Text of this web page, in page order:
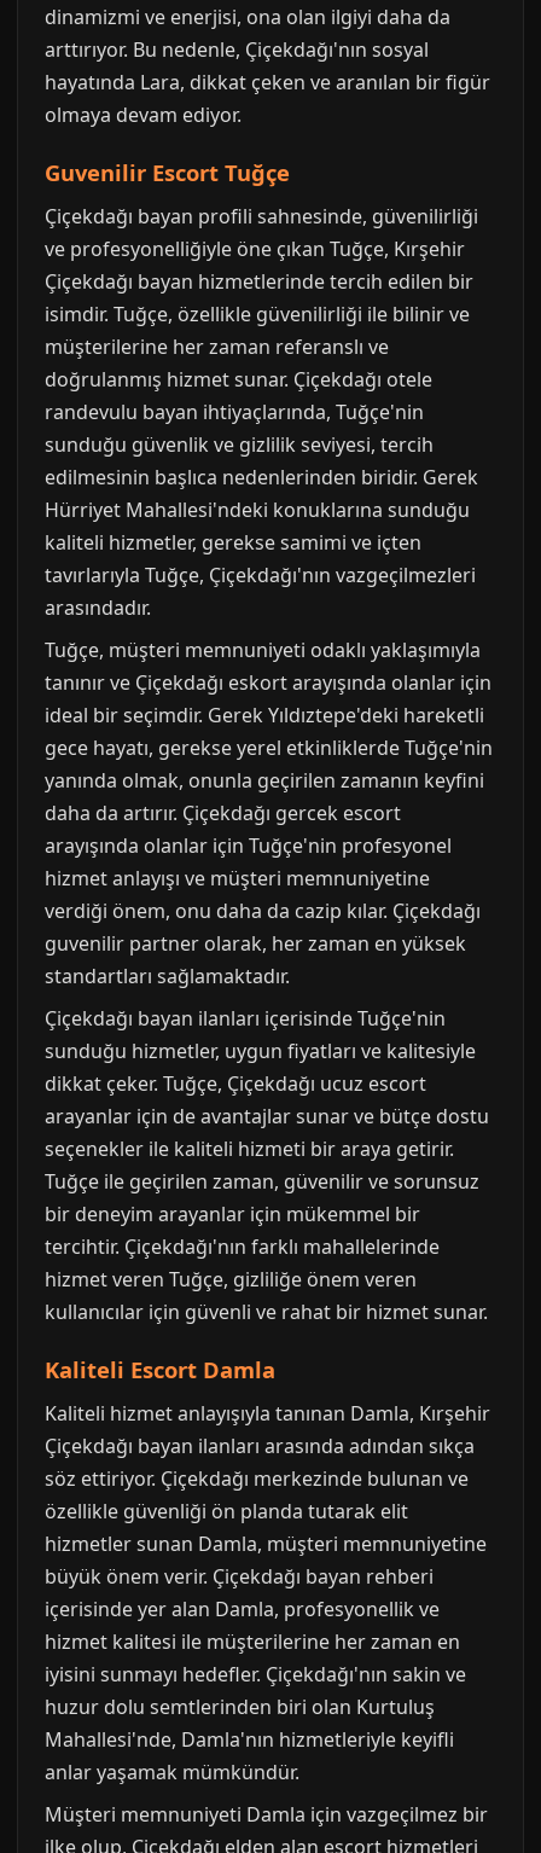
dinamizmi ve enerjisi, ona olan ilgiyi daha da
arttırıyor. Bu nedenle, Çiçekdağı'nın sosyal
hayatında Lara, dikkat çeken ve aranılan bir figür
olmaya devam ediyor.
Guvenilir Escort Tuğçe
Çiçekdağı bayan profili sahnesinde, güvenilirliği
ve profesyonelliğiyle öne çıkan Tuğçe, Kırşehir
Çiçekdağı bayan hizmetlerinde tercih edilen bir
isimdir. Tuğçe, özellikle güvenilirliği ile bilinir ve
müşterilerine her zaman referanslı ve
doğrulanmış hizmet sunar. Çiçekdağı otele
randevulu bayan ihtiyaçlarında, Tuğçe'nin
sunduğu güvenlik ve gizlilik seviyesi, tercih
edilmesinin başlıca nedenlerinden biridir. Gerek
Hürriyet Mahallesi'ndeki konuklarına sunduğu
kaliteli hizmetler, gerekse samimi ve içten
tavırlarıyla Tuğçe, Çiçekdağı'nın vazgeçilmezleri
arasındadır.
Tuğçe, müşteri memnuniyeti odaklı yaklaşımıyla
tanınır ve Çiçekdağı eskort arayışında olanlar için
ideal bir seçimdir. Gerek Yıldıztepe'deki hareketli
gece hayatı, gerekse yerel etkinliklerde Tuğçe'nin
yanında olmak, onunla geçirilen zamanın keyfini
daha da artırır. Çiçekdağı gercek escort
arayışında olanlar için Tuğçe'nin profesyonel
hizmet anlayışı ve müşteri memnuniyetine
verdiği önem, onu daha da cazip kılar. Çiçekdağı
guvenilir partner olarak, her zaman en yüksek
standartları sağlamaktadır.
Çiçekdağı bayan ilanları içerisinde Tuğçe'nin
sunduğu hizmetler, uygun fiyatları ve kalitesiyle
dikkat çeker. Tuğçe, Çiçekdağı ucuz escort
arayanlar için de avantajlar sunar ve bütçe dostu
seçenekler ile kaliteli hizmeti bir araya getirir.
Tuğçe ile geçirilen zaman, güvenilir ve sorunsuz
bir deneyim arayanlar için mükemmel bir
tercihtir. Çiçekdağı'nın farklı mahallelerinde
hizmet veren Tuğçe, gizliliğe önem veren
kullanıcılar için güvenli ve rahat bir hizmet sunar.
Kaliteli Escort Damla
Kaliteli hizmet anlayışıyla tanınan Damla, Kırşehir
Çiçekdağı bayan ilanları arasında adından sıkça
söz ettiriyor. Çiçekdağı merkezinde bulunan ve
özellikle güvenliği ön planda tutarak elit
hizmetler sunan Damla, müşteri memnuniyetine
büyük önem verir. Çiçekdağı bayan rehberi
içerisinde yer alan Damla, profesyonellik ve
hizmet kalitesi ile müşterilerine her zaman en
iyisini sunmayı hedefler. Çiçekdağı'nın sakin ve
huzur dolu semtlerinden biri olan Kurtuluş
Mahallesi'nde, Damla'nın hizmetleriyle keyifli
anlar yaşamak mümkündür.
Müşteri memnuniyeti Damla için vazgeçilmez bir
ilke olup, Çiçekdağı elden alan escort hizmetleri